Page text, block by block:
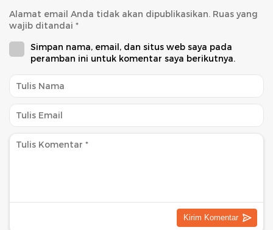
Alamat email Anda tidak akan dipublikasikan. Ruas yang
wajib ditandai *
Simpan nama, email, dan situs web saya pada
peramban ini untuk komentar saya berikutnya.